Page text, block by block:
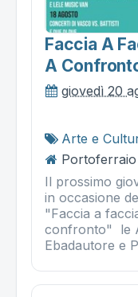
Faccia A
A
giovedì 20
Arte e
Il prossimo
in occasione
"Faccia a
confronto" le
Ebadautore e